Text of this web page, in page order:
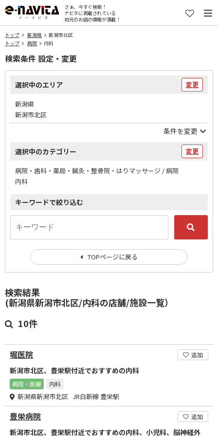
さぁ、今すぐ検索！
ナビタに掲載されている
地元のお店の情報が満載！
トップ 新潟県
新潟市北区
トップ
病院 内科
検索結果
(新潟県新潟市北区/内科の店舗/施設一覧）
10件
堀医院 追加
新潟市北区、豊栄駅付近でおすすめの内科
病院・医療 内科
新潟県新潟市北区 JR白新線 豊栄駅
豊栄病院 追加
新潟市北区、豊栄駅付近でおすすめの内科、小児科、脳神経外
検索条件 設定・変更
選択中のエリア 変更
新潟県
新潟市北区
条件を変更
選択中のカテゴリー 変更
病院・歯科・薬局・鍼灸・整骨院・はりマッサージ / 病院
内科
キーワードで絞り込む
TOPページに戻る